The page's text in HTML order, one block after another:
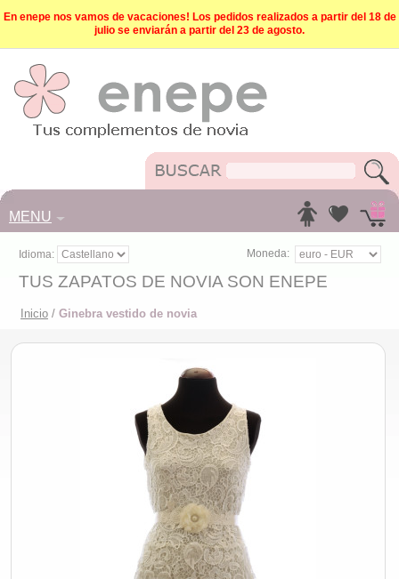
En enepe nos vamos de vacaciones! Los pedidos realizados a partir del 18 de
julio se enviarán a partir del 23 de agosto.
MENU
Idioma: Moneda:
TUS ZAPATOS DE NOVIA SON ENEPE
Inicio / Ginebra vestido de novia